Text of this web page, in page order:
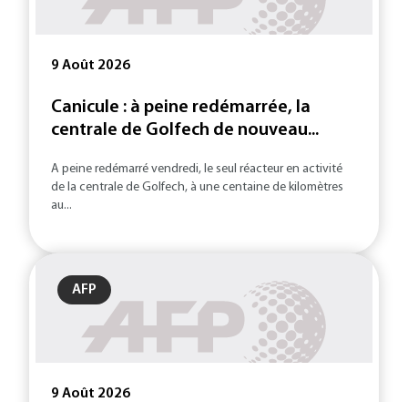
9 Août 2026
Canicule : à peine redémarrée, la
centrale de Golfech de nouveau...
A peine redémarré vendredi, le seul réacteur en activité
de la centrale de Golfech, à une centaine de kilomètres
au...
AFP
9 Août 2026